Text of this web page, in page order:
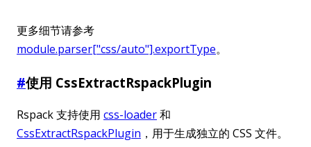
更多细节请参考
module.parser["css/auto"].exportType。
#使用 CssExtractRspackPlugin
Rspack 支持使用 css-loader和
CssExtractRspackPlugin ，用于生成独立的 CSS 文件。